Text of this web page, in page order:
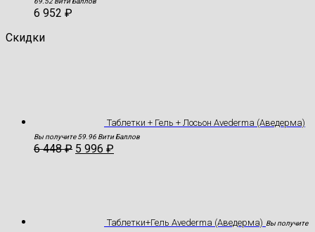
6 952 ₽
Скидки
Таблетки + Гель + Лосьон Avederma (Аведерма)
Вы получите 59.96 Вити Баллов
6 448₽ 5 996 ₽
Таблетки+Гель Avederma (Аведерма) Вы получите